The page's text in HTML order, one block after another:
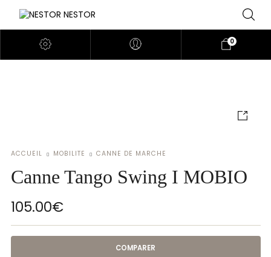
0
ACCUEIL MOBILITE CANNE DE MARCHE
Canne Tango Swing I MOBIO
105.00€
COMPARER